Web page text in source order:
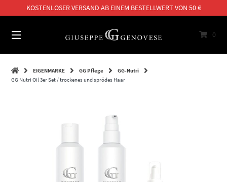
zum
KOSTENLOSER VERSAND AB EINEM BESTELLWERT VON 50 €
0
EIGENMARKE GG Pflege
GG-Nutri
GG Nutri Oil 3er Set / trockenes und sprödes Haar